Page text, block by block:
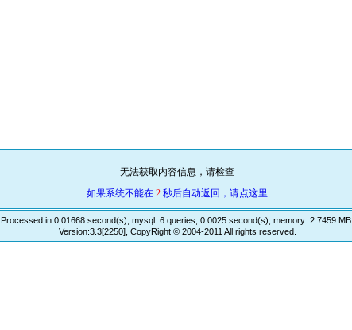
无法获取内容信息，请检查
如果系统不能在 2 秒后自动返回，请点这里
Processed in 0.01668 second(s), mysql: 6 queries, 0.0025 second(s), memory: 2.7459 MB.
Version:3.3[2250], CopyRight © 2004-2011 All rights reserved.